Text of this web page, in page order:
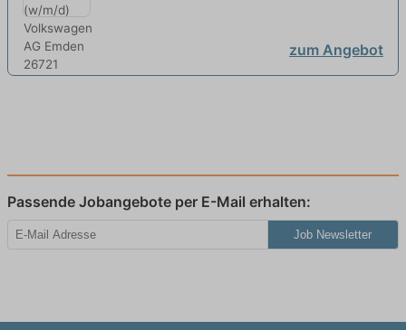
zum Angebot
Passende Jobangebote per E-Mail erhalten:
Job Newsletter